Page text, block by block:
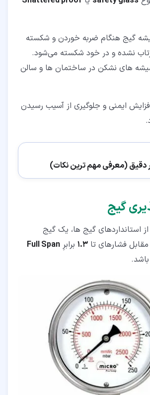
گیج هنگام ضربه خوردن و شکسته
نشده و در خود شکسته می‌شود.
های نشکن در ساختمان ها و سالن
ایمنی و جلوگیری از آسیب رسیدن
دقیق (معرفی مهم ترین نکات)
استانداردهای گیج ‌ها، یک گیج
فشارهای تا 1.3 برابرِ Full Span